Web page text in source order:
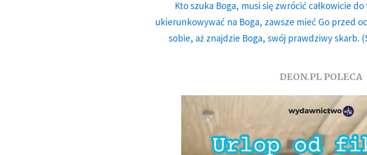
Kto szuka Boga, musi się zwrócić całkowicie
ukierunkowywać na Boga, zawsze mieć Go przed
sobie, aż znajdzie Boga, swój prawdziwy skarb.
DEON.PL POLECA